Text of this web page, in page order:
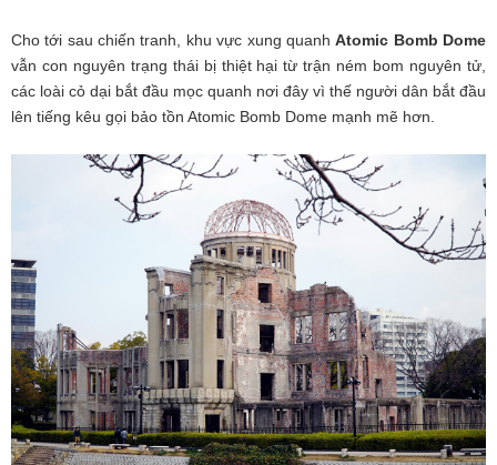
Cho tới sau chiến tranh, khu vực xung quanhAtomic Bomb Dome
vẫn con nguyên trạng thái bị thiệt hại từ trận ném bom nguyên tử,
các loài cỏ dại bắt đầu mọc quanh nơi đây vì thế người dân bắt đầu
lên tiếng kêu gọi bảo tồn Atomic Bomb Dome mạnh mẽ hơn.